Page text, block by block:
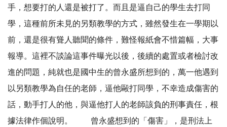
手，想要打的人還是被打了。而且是逼自己的學生去打同
學，這種前所未見的另類教學的方式，雖然發生在一學期以
前，還是很有聳人聽聞的條件，難怪報紙會不惜篇幅，大事
報導。這裡不談論這事件曝光以後，後續的處置或者檢討改
進的問題，純就也是國中生的曾永盛所想到的，萬一他遇到
以另類教學為自任的老師，逼他毆打同學，不幸造成傷害的
話，動手打人的他，與逼他打人的老師該負的刑事責任，根
據法律作個說明。 曾永盛想到的「傷害」，是刑法上